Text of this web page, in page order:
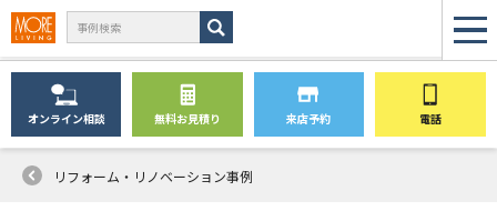
オンライン相談 無料お見積り 来店予約 電話
リフォーム・リノベーション事例